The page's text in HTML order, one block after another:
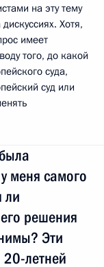
на эту тему
Хотя,
имеет
того, до какой
суда,
суд или
меня самого
ли
решения
Эти
летней